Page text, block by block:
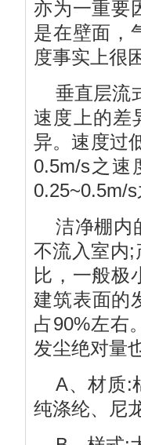
亦为一重要
是在壁面，
度事实上很
垂直层流
速度上的差
异。速度过
0.5m/s之速
0.25~0.5m/
洁净棚内
不流入室内;
比，一般极
建筑表面的
占90%左右
发尘绝对量
A、材质:
纯涤纶、尼